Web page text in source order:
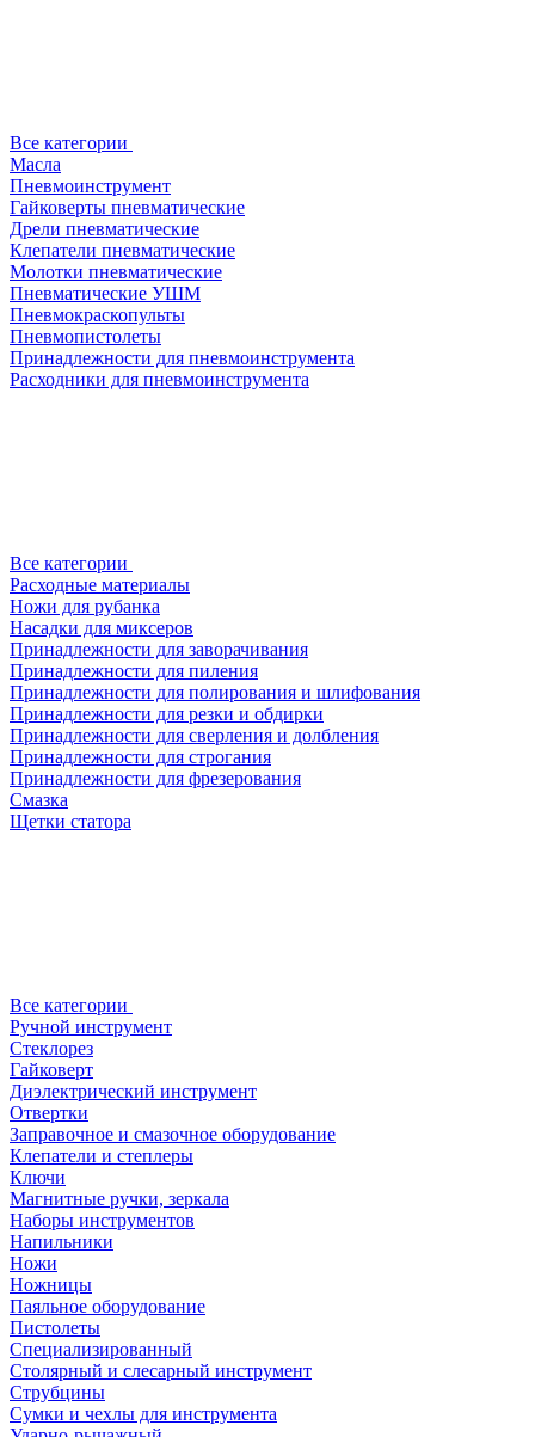
Все категории
Масла
Пневмоинструмент
Гайковерты пневматические
Дрели пневматические
Клепатели пневматические
Молотки пневматические
Пневматические УШМ
Пневмокраскопульты
Пневмопистолеты
Принадлежности для пневмоинструмента
Расходники для пневмоинструмента
Все категории
Расходные материалы
Ножи для рубанка
Насадки для миксеров
Принадлежности для заворачивания
Принадлежности для пиления
Принадлежности для полирования и шлифования
Принадлежности для резки и обдирки
Принадлежности для сверления и долбления
Принадлежности для строгания
Принадлежности для фрезерования
Смазка
Щетки статора
Все категории
Ручной инструмент
Стеклорез
Гайковерт
Диэлектрический инструмент
Отвертки
Заправочное и смазочное оборудование
Клепатели и степлеры
Ключи
Магнитные ручки, зеркала
Наборы инструментов
Напильники
Ножи
Ножницы
Паяльное оборудование
Пистолеты
Специализированный
Столярный и слесарный инструмент
Струбцины
Сумки и чехлы для инструмента